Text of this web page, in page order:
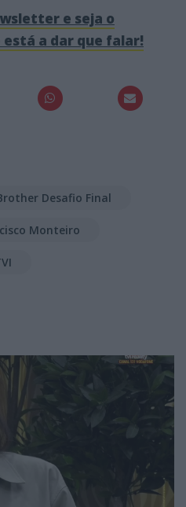
e seja o
a dar que falar!
Desafio Final
Monteiro